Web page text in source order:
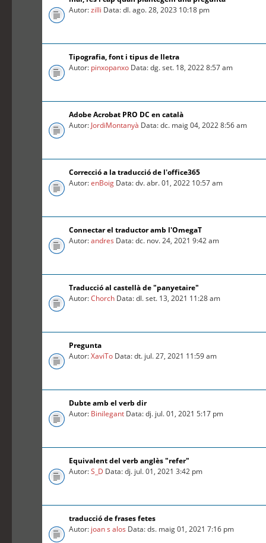
Autor:zilli Data: dl. ago. 28, 2023 10:18 pm
Tipografia, font i tipus de lletra
Autor: pinxopanxo Data: dg. set. 18, 2022 8:57 am
Adobe Acrobat PRO DC en català
Autor: JordiMontanyà Data: dc. maig 04, 2022 8:56 am
Correcció a la traducció de l'office365
Autor:enBoig Data: dv. abr. 01, 2022 10:57 am
Connectar el traductor amb l'OmegaT
Autor:andres Data: dc. nov. 24, 2021 9:42 am
Traducció al castellà de "panyetaire"
Autor:Chorch Data: dl. set. 13, 2021 11:28 am
Pregunta
Autor:XaviTo Data: dt. jul. 27, 2021 11:59 am
Dubte amb el verb dir
Autor: Binilegant Data: dj. jul. 01, 2021 5:17 pm
Equivalent del verb anglès "refer"
Autor:S_D Data: dj. jul. 01, 2021 3:42 pm
traducció de frases fetes
Autor: joan s alos Data: ds. maig 01, 2021 7:16 pm